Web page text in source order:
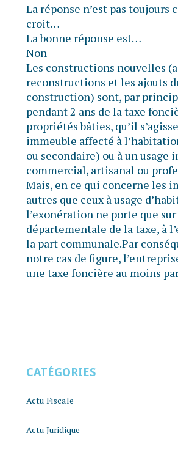
La réponse n’est pas toujours
croit…
La bonne réponse est…
Non
Les constructions nouvelles
reconstructions et les ajouts
construction) sont, par
pendant 2 ans de la taxe
propriétés bâties, qu’il
immeuble affecté à
ou secondaire) ou à un usage
commercial, artisanal ou
Mais, en ce qui concerne les
autres que ceux à usage
l’exonération ne porte que
départementale de la taxe, à
la part communale.Par
notre cas de figure,
une taxe foncière au moins
CATÉGORIES
Actu Fiscale
Actu Juridique